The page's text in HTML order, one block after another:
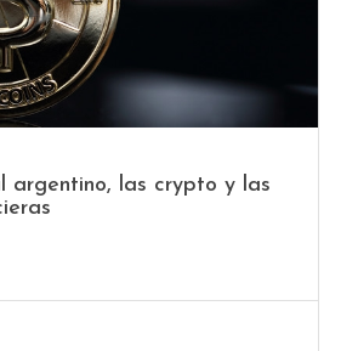
argentino, las crypto y las